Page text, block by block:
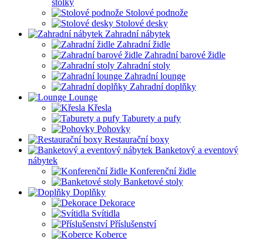
stolky
Stolové podnože
Stolové desky
Zahradní nábytek
Zahradní židle
Zahradní barové židle
Zahradní stoly
Zahradní lounge
Zahradní doplňky
Lounge
Křesla
Taburety a pufy
Pohovky
Restaurační boxy
Banketový a eventový
nábytek
Konferenční židle
Banketové stoly
Doplňky
Dekorace
Svítidla
Příslušenství
Koberce